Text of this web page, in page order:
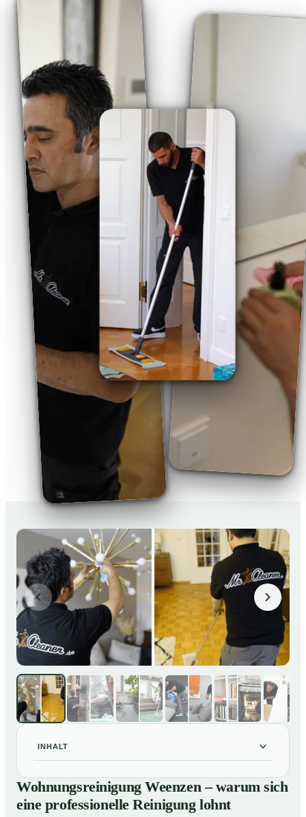
INHALT
01 Wohnungsreinigung Weenzen – warum sich eine
professionelle Reinigung lohnt
Wohnungsreinigung Weenzen – warum sich
eine professionelle Reinigung lohnt